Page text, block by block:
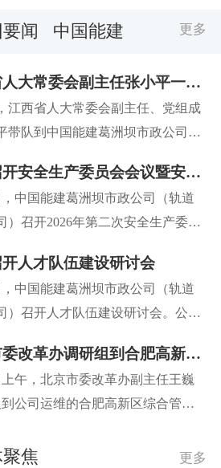
闻 中国能建 更多
江西省人大常委会副主任张小平一行调研乐平水利枢纽工程
江西省人大常委会副主任、党组成
带队到中国能建葛洲坝市政公司承
公司召开安全生产委员会会议暨安全生产工作任务清单宣贯会
，中国能建葛洲坝市政公司（轨道
）召开2026年第二次安全生产委员
人才队伍建设研讨会
，中国能建葛洲坝市政公司（轨道
）召开人才队伍建设研讨会。公司
北京市委改革办调研组到合肥高新区综合管廊项目调研
上午，北京市委改革办副主任王巍
公司运维的合肥高新区综合管廊
焦 更多